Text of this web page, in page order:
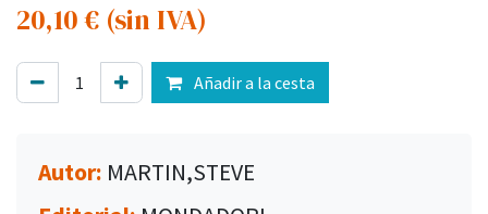
20,10€ (sin IVA)
Añadir a la cesta
Autor: MARTIN,STEVE